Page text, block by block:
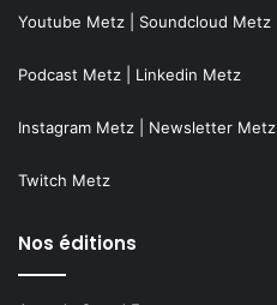
Youtube Metz Soundcloud Metz
Podcast Metz Linkedin Metz
Instagram Metz Newsletter Metz
Twitch Metz
Nos éditions